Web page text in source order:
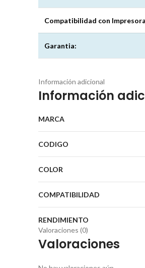
Compatibilidad con
Garantia:
Información adicional
Información
MARCA
CODIGO
COLOR
COMPATIBILIDAD
RENDIMIENTO
Valoraciones (0)
Valoraciones